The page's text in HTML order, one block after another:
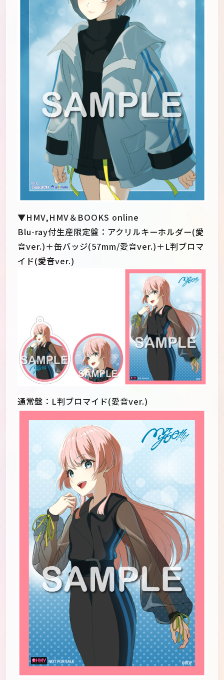
▼HMV,HMV＆BOOKS online
Blu-ray付生産限定盤：アクリルキーホルダー(愛
音ver.)＋缶バッジ(57mm/愛音ver.)＋L判ブロマ
イド(愛音ver.)
通常盤：L判ブロマイド(愛音ver.)